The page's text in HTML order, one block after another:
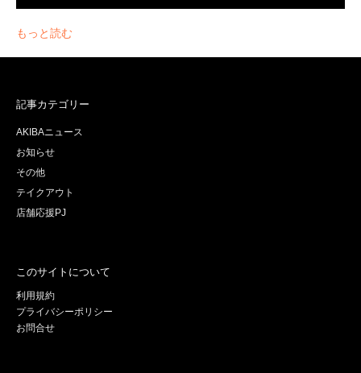
もっと読む
記事カテゴリー
AKIBAニュース
お知らせ
その他
テイクアウト
店舗応援PJ
このサイトについて
利用規約
プライバシーポリシー
お問合せ